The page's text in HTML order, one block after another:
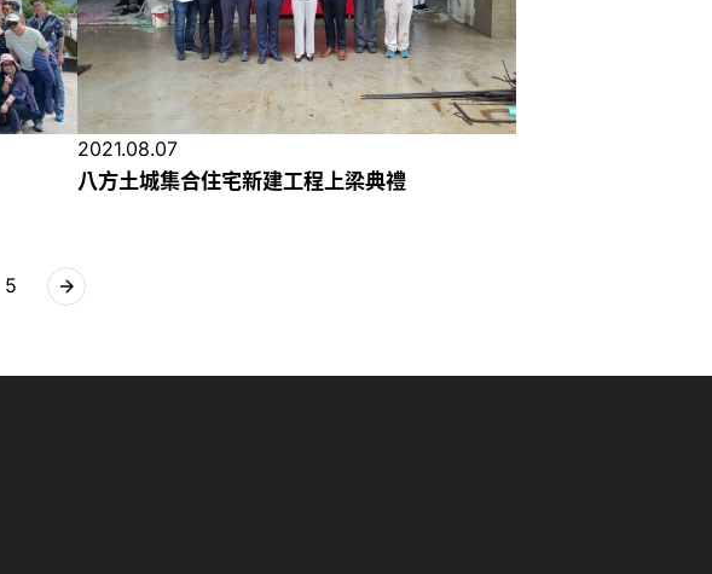
2021.08.07
八方土城集合住宅新建工程上梁典禮
5